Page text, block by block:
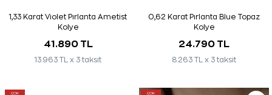
1,33 Karat Violet Pırlanta Ametist
Kolye
41.890 TL
13.963 TL x 3 taksit
0,62 Karat Pırlanta Blue Topaz
Kolye
24.790 TL
8.263 TL x 3 taksit
ÇOK ÇOK